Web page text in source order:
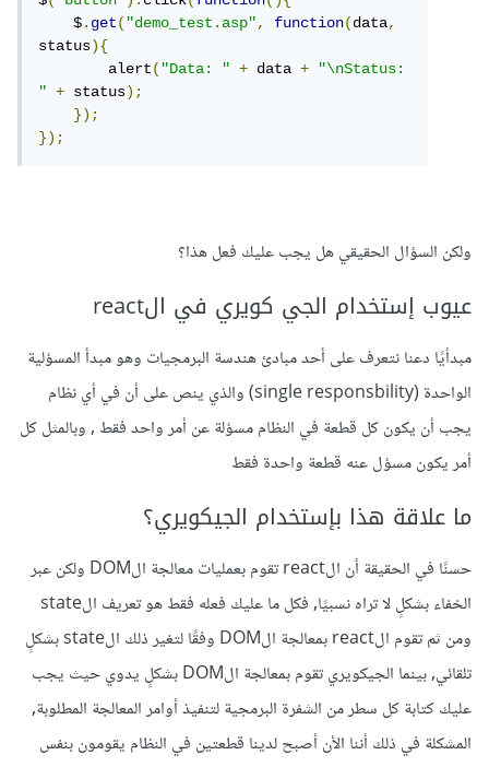
    $
.get("demo_test.asp", function(data,
status){
        alert
("Data: " + data +
"\nStatus:
"
+ status);
});
});
ولكن السؤال الحقيقي هل يجب عليك فعل هذا؟
عيوب إستخدام الجي كويري في الreact
مبدأيًا دعنا نتعرف على أحد مبادئ هندسة البرمجيات وهو مبدأ المسؤلية
الواحدة (single responsbility) والذي ينص على أن في أي نظام
يجب أن يكون كل قطعة في النظام مسؤلة عن أمر واحد فقط , وبالمثل كل
أمر يكون مسؤل عنه قطعة واحدة فقط
ما علاقة هذا بإستخدام الجيكويري؟
حسنًا في الحقيقة أن الreact تقوم بعمليات معالجة الDOM ولكن عبر
الخفاء بشكلٍ لا تراه نسبيًا, فكل ما عليك فعله فقط هو تعريف الstate
ومن ثم تقوم الreact بمعالجة الDOM وفقًا لتغير ذلك الstate بشكلٍ
تلقائي, بينما الجيكويري تقوم بمعالجة الDOM بشكلٍ يدوي حيث يجب
عليك كتابة كل سطر من الشفرة البرمجية لتنفيذ أوامر المعالجة المطلوبة,
المشكلة في ذلك أننا الأن أصبح لدينا قطعتين في النظام يقومون بنفس